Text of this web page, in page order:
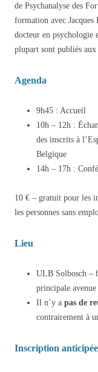
de Psychanalyse des
formation avec Jacques
docteur en psychologie
plupart sont publiés
Agenda
9h45 : Accueil
10h – 12h :
des inscrits à
Belgique
14h – 17h :
10 € – gratuit pour les
les personnes sans
Lieu
ULB Solbosch –
principale avenue
Il n’y a pas de
contrairement à
Inscription